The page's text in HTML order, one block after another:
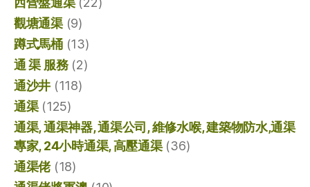
觀塘通渠(9)
蹲式馬桶(13)
通 渠 服務(2)
通沙井 (118)
通渠(125)
通渠, 通渠神器, 通渠公司, 維修水喉, 建築物防水,通渠
專家, 24小時通渠, 高壓通渠(36)
通渠佬(18)